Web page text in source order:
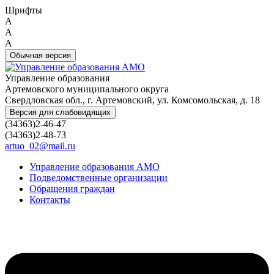
Шрифты
A
A
A
Обычная версия
Управление образования
Артемовского муниципального округа
Свердловская обл., г. Артемовский, ул. Комсомольская, д. 18
Версия для слабовидящих
(34363)2-46-47
(34363)2-48-73
artuo_02@mail.ru
Управление образования АМО
Подведомственные организации
Обращения граждан
Контакты